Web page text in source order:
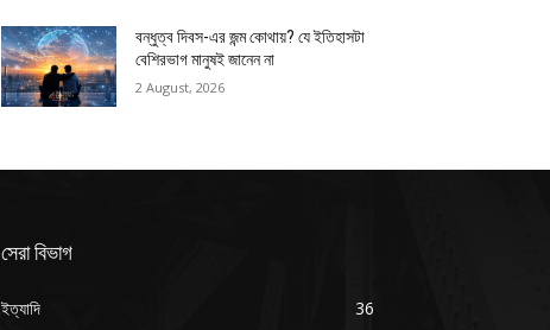
বন্ধুত্ব দিবস-এর জন্ম কোথায়? যে ইতিহাসটা
বেশিরভাগ মানুষই জানেন না
2 August, 2026
সেরা বিভাগ
ইত্যাদি
36